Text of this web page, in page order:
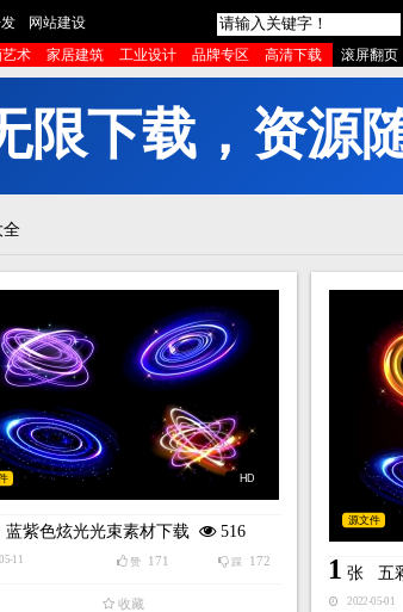
网站建设
术 家居建筑 工业设计 品牌专区 高清下载 滚屏翻页
限 下载 ， 资源
全
HD
蓝紫色炫光光束素材下载 516
11 踩 172
赞 171
收藏
源文件
1 张 五
2022-05-01